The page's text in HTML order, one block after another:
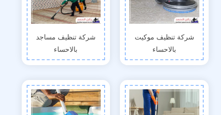
شركة تنظيف موكيت
بالاحساء
شركة تنظيف مساجد
بالاحساء